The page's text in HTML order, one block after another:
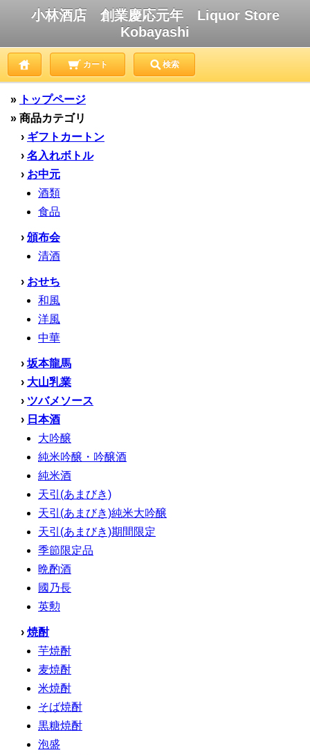
小林酒店 創業慶応元年 Liquor Store
Kobayashi
カート 検索
»
トップページ
» 商品カテゴリ
› ギフトカートン
› 名入れボトル
› お中元
酒類
食品
› 頒布会
清酒
› おせち
和風
洋風
中華
› 坂本龍馬
› 大山乳業
› ツバメソース
› 日本酒
大吟醸
純米吟醸・吟醸酒
純米酒
天引(あまびき)
天引(あまびき)純米大吟醸
天引(あまびき)期間限定
季節限定品
晩酌酒
國乃長
英勲
› 焼酎
芋焼酎
麦焼酎
米焼酎
そば焼酎
黒糖焼酎
泡盛